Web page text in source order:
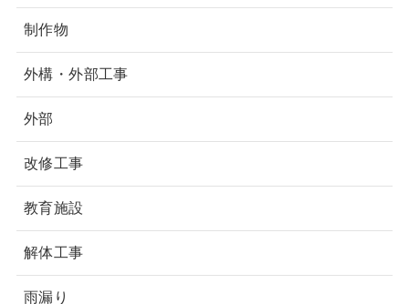
制作物
外構・外部工事
外部
改修工事
教育施設
解体工事
雨漏り